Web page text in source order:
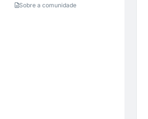
Sobre a comunidade